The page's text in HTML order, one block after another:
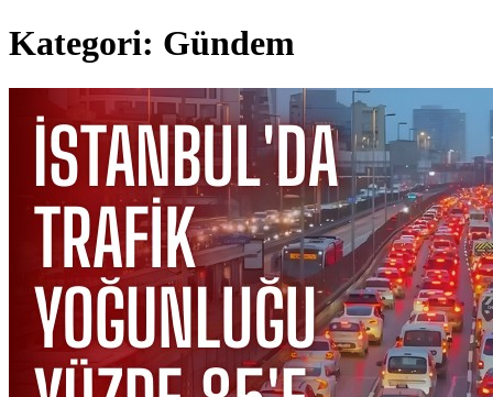
Kategori: Gündem